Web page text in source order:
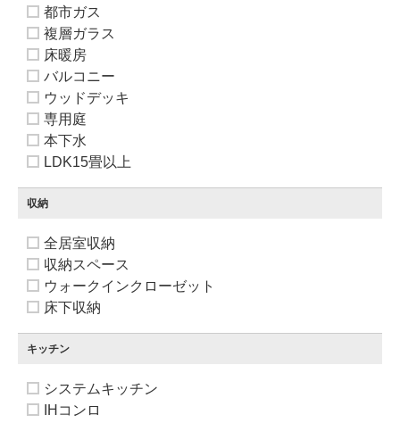
都市ガス
複層ガラス
床暖房
バルコニー
ウッドデッキ
専用庭
本下水
LDK15畳以上
収納
全居室収納
収納スペース
ウォークインクローゼット
床下収納
キッチン
システムキッチン
IHコンロ